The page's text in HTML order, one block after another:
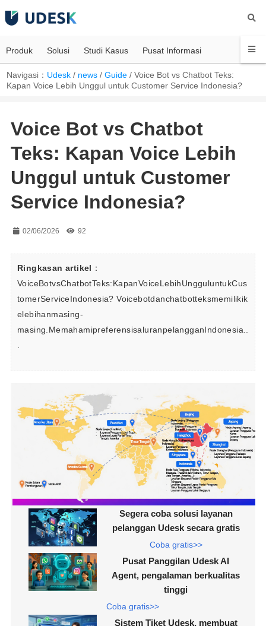
Produk Solusi Studi Kasus Pusat Informasi
Navigasi： Udesk / news /Guide /Voice Bot vs Chatbot Teks:
Kapan Voice Lebih Unggul untuk Customer Service Indonesia?
Voice Bot vs Chatbot
Teks: Kapan Voice Lebih
Unggul untuk Customer
Service Indonesia?
02/06/2026 92
Ringkasan artikel ：
VoiceBotvsChatbotTeks:KapanVoiceLebihUngguluntukCus
tomerServiceIndonesia? Voicebotdanchatbotteksmemilikik
elebihanmasing-
masing.MemahamipreferensisaluranpelangganIndonesia..
Segera coba solusi layanan
pelanggan Udesk secara gratis
Coba gratis>>
Pusat Panggilan Udesk AI
Agent, pengalaman berkualitas
tinggi
Coba gratis>>
Sistem Tiket Udesk, membuat